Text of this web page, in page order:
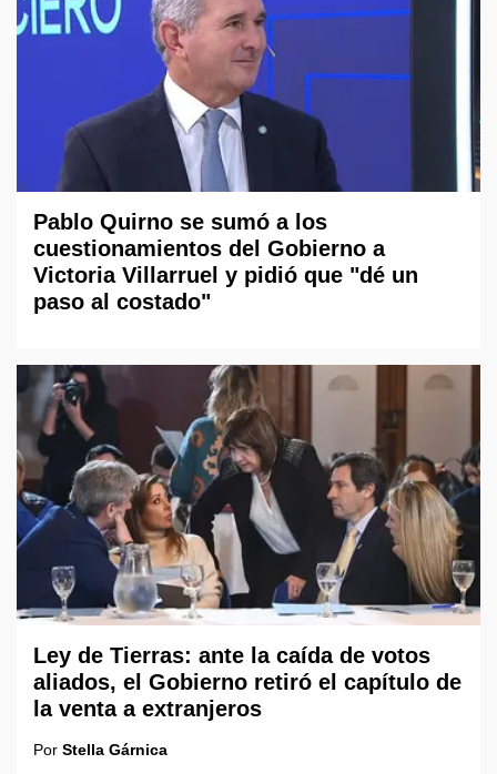
Pablo Quirno se sumó a los
cuestionamientos del Gobierno a
Victoria Villarruel y pidió que "dé un
paso al costado"
Ley de Tierras: ante la caída de votos
aliados, el Gobierno retiró el capítulo de
la venta a extranjeros
Por Stella Gárnica